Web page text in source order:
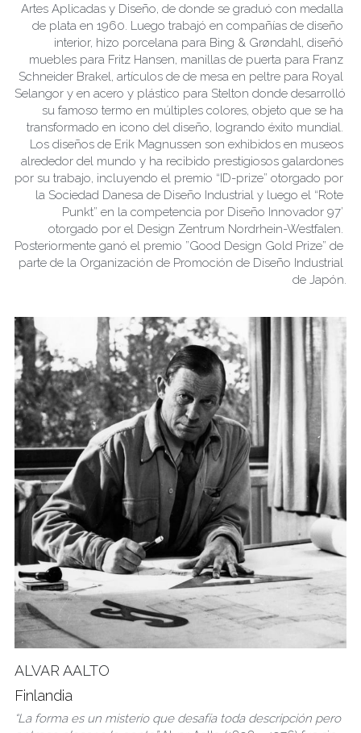
Artes Aplicadas y Diseño, de donde se graduó con medalla
de plata en 1960. Luego trabajó en compañías de diseño
interior, hizo porcelana para Bing & Grøndahl, diseñó
muebles para Fritz Hansen, manillas de puerta para Franz
Schneider Brakel, artículos de de mesa en peltre para Royal
Selangor y en acero y plástico para Stelton donde desarrolló
su famoso termo en múltiples colores, objeto que se ha
transformado en icono del diseño, logrando éxito mundial.
Los diseños de Erik Magnussen son exhibidos en museos
alrededor del mundo y ha recibido prestigiosos galardones
por su trabajo, incluyendo el premio “ID-prize” otorgado por
la Sociedad Danesa de Diseño Industrial y luego el “Rote
Punkt” en la competencia por Diseño Innovador 97’
otorgado por el Design Zentrum Nordrhein-Westfalen.
Posteriormente ganó el premio ”Good Design Gold Prize” de
parte de la Organización de Promoción de Diseño Industrial
de Japón.
ALVAR AALTO
Finlandia
“La forma es un misterio que desafía toda descripción pero